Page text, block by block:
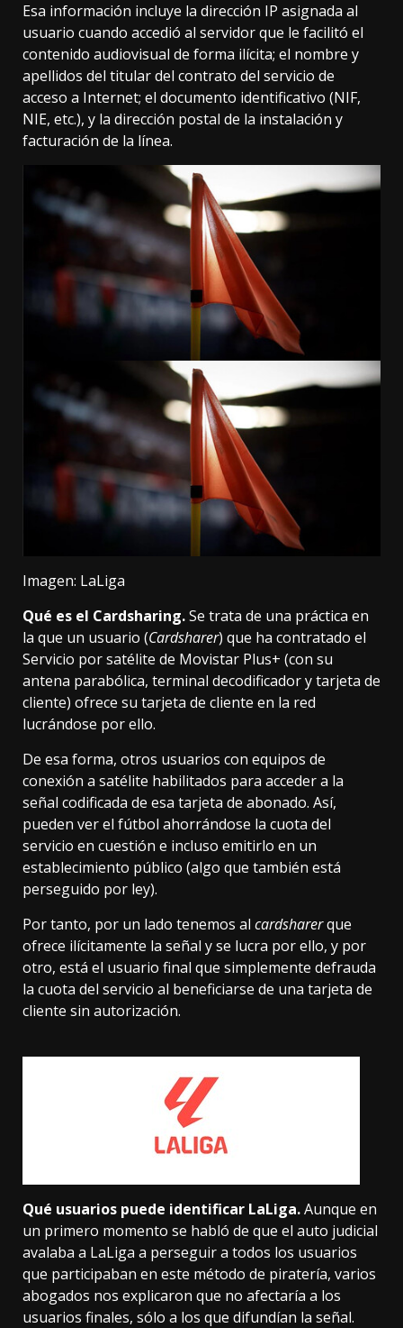
Esa información incluye la dirección IP asignada al
usuario cuando accedió al servidor que le facilitó el
contenido audiovisual de forma ilícita; el nombre y
apellidos del titular del contrato del servicio de
acceso a Internet; el documento identificativo (NIF,
NIE, etc.), y la dirección postal de la instalación y
facturación de la línea.
Imagen: LaLiga
Qué es el Cardsharing.Se trata de una práctica en
la que un usuario (Cardsharer) que ha contratado el
Servicio por satélite de Movistar Plus+ (con su
antena parabólica, terminal decodificador y tarjeta de
cliente) ofrece su tarjeta de cliente en la red
lucrándose por ello.
De esa forma, otros usuarios con equipos de
conexión a satélite habilitados para acceder a la
señal codificada de esa tarjeta de abonado. Así,
pueden ver el fútbol ahorrándose la cuota del
servicio en cuestión e incluso emitirlo en un
establecimiento público (algo que también está
perseguido por ley).
Por tanto, por un lado tenemos al cardsharerque
ofrece ilícitamente la señal y se lucra por ello, y por
otro, está el usuario final que simplemente defrauda
la cuota del servicio al beneficiarse de una tarjeta de
cliente sin autorización.
Qué usuarios puede identificar LaLiga.Aunque en
un primero momento se habló de que el auto judicial
avalaba a LaLiga a perseguir a todos los usuarios
que participaban en este método de piratería, varios
abogados nos explicaron que no afectaría a los
usuarios finales, sólo a los que difundían la señal.